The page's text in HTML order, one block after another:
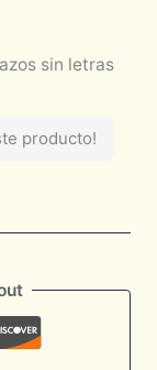
producto!